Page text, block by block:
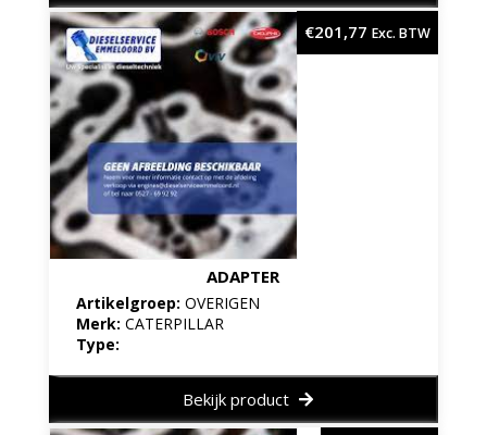
ADAPTER
Artikelgroep: OVERIGEN
Merk: CATERPILLAR
Type:
€201,77 Exc. BTW
Bekijk product